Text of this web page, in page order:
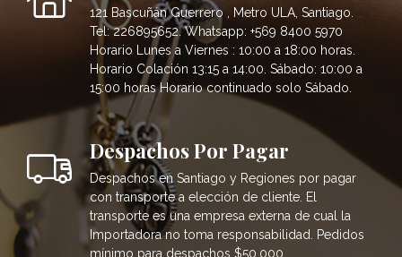
121 Bascuñán Guerrero , Metro ULA, Santiago.
Tel: 226895652. Whatsapp: +569 8400 5970
Horario Lunes a Viernes : 10:00 a 18:00 horas.
Horario Colación 13:15 a 14:00. Sábado: 10:00 a
15:00 horas Horario continuado solo Sábado.
Despachos Por Pagar
Despachos en Santiago y Regiones por pagar
con transporte a elección de cliente. El
transporte es una empresa externa de cual la
Importadora no toma responsabilidad. Pedidos
mínimo para despachos $50.000